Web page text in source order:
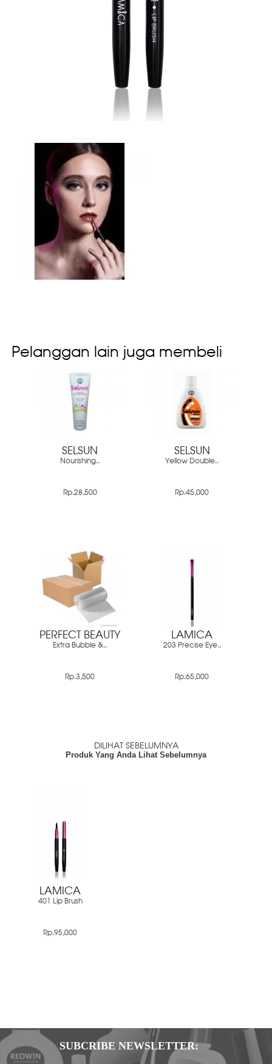
Pelanggan lain juga membeli
SELSUN
Nourishing..
Rp.28,500
SELSUN
Yellow Double..
Rp.45,000
PERFECT BEAUTY
Extra Bubble &..
Rp.3,500
LAMICA
203 Precise Eye..
Rp.65,000
DILIHAT SEBELUMNYA
Produk Yang Anda Lihat Sebelumnya
LAMICA
401 Lip Brush
Rp.95,000
SUBCRIBE NEWSLETTER: